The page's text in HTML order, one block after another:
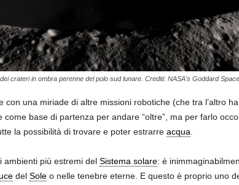
crateri in ombra perenne del polo sud lunare. Crediti: NASA's Goddard
con una miriade di altre missioni robotiche (che tra l’altro
come base di partenza per andare “oltre”, ma per farlo
la possibilità di trovare e poter estrarre acqua
ambienti più estremi del Sistema solare: è
del Soleo nelle tenebre eterne. E questo è proprio uno